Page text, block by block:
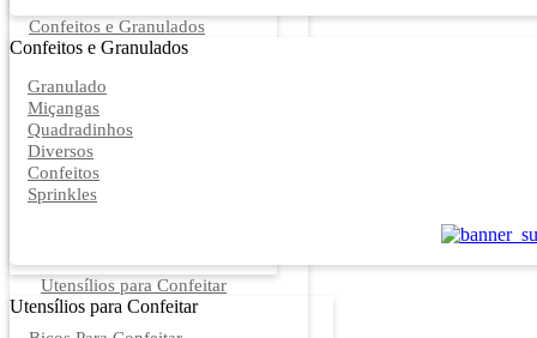
Confeitos e Granulados
Confeitos e Granulados
Granulado
Miçangas
Quadradinhos
Diversos
Confeitos
Sprinkles
Utensílios para Confeitar
Utensílios para Confeitar